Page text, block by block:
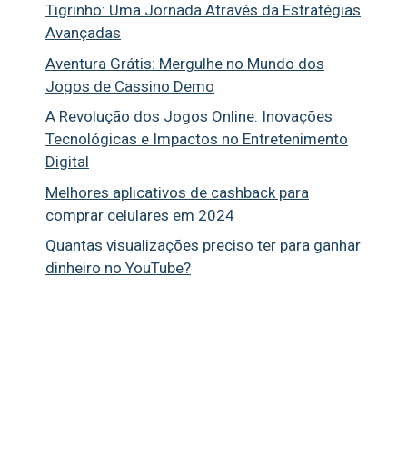
Tigrinho: Uma Jornada Através da Estratégias
Avançadas
Aventura Grátis: Mergulhe no Mundo dos
Jogos de Cassino Demo
A Revolução dos Jogos Online: Inovações
Tecnológicas e Impactos no Entretenimento
Digital
Melhores aplicativos de cashback para
comprar celulares em 2024
Quantas visualizações preciso ter para ganhar
dinheiro no YouTube?